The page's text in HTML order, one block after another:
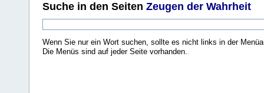
Suche in den Seiten Zeugen der Wahrheit
Wenn Sie nur ein Wort suchen, sollte es nicht links in der
Die Menüs sind auf jeder Seite vorhanden..